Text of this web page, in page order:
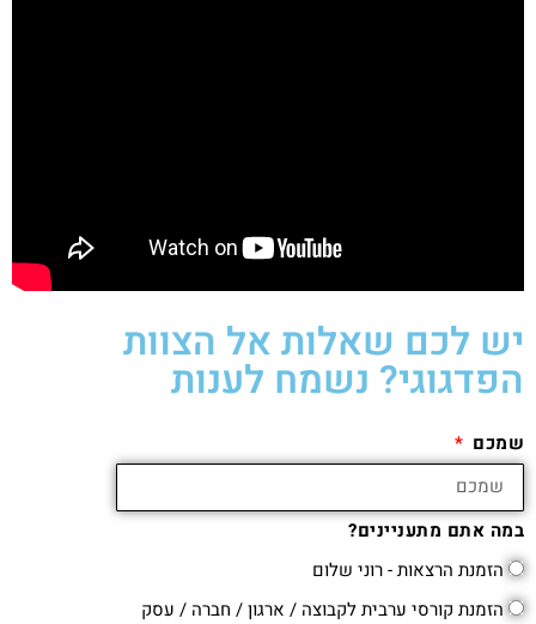
יש לכם שאלות אל הצוות
הפדגוגי? נשמח לענות
שמכם
במה אתם מתעניינים?
הזמנת הרצאות - רוני שלום
הזמנת קורסי ערבית לקבוצה / ארגון / חברה / עסק